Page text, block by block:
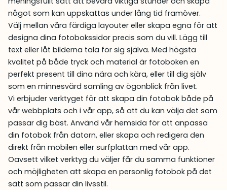
något som kan uppskattas under lång tid framöver.
Välj mellan våra färdiga layouter eller skapa egna för att
designa dina fotobokssidor precis som du vill. Lägg till
text eller låt bilderna tala för sig själva. Med högsta
kvalitet på både tryck och material är fotoboken en
perfekt present till dina nära och kära, eller till dig själv
som en minnesvärd samling av ögonblick från livet.
Vi erbjuder verktyget för att skapa din fotobok både på
vår webbplats och i vår app, så att du kan välja det som
passar dig bäst. Använd vår hemsida för att anpassa
din fotobok från datorn, eller skapa och redigera den
direkt från mobilen eller surfplattan med vår app.
Oavsett vilket verktyg du väljer får du samma funktioner
och möjligheten att skapa en personlig fotobok på det
sätt som passar din livsstil.